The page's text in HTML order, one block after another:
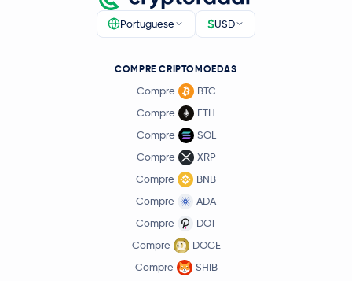
Portuguese $USD
COMPRE CRIPTOMOEDAS
Compre
BTC
Compre
ETH
Compre
SOL
Compre
XRP
Compre
BNB
Compre
ADA
Compre
DOT
Compre
DOGE
Compre
SHIB